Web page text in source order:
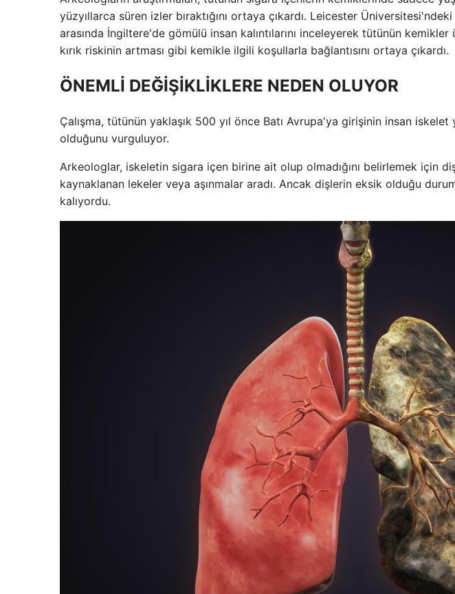
yüzyıllarca süren izler bıraktığını ortaya çıkardı. Leicester
arasında İngiltere'de gömülü insan kalıntılarını inceleyerek tütünün
kırık riskinin artması gibi kemikle ilgili koşullarla bağlantısını ortaya çıkardı.
ÖNEMLİ DEĞİŞİKLİKLERE NEDEN OLUYOR
Çalışma, tütünün yaklaşık 500 yıl önce Batı Avrupa'ya girişinin insan
olduğunu vurguluyor.
Arkeologlar, iskeletin sigara içen birine ait olup olmadığını belirlemek için
kaynaklanan lekeler veya aşınmalar aradı. Ancak dişlerin eksik olduğu
kalıyordu.